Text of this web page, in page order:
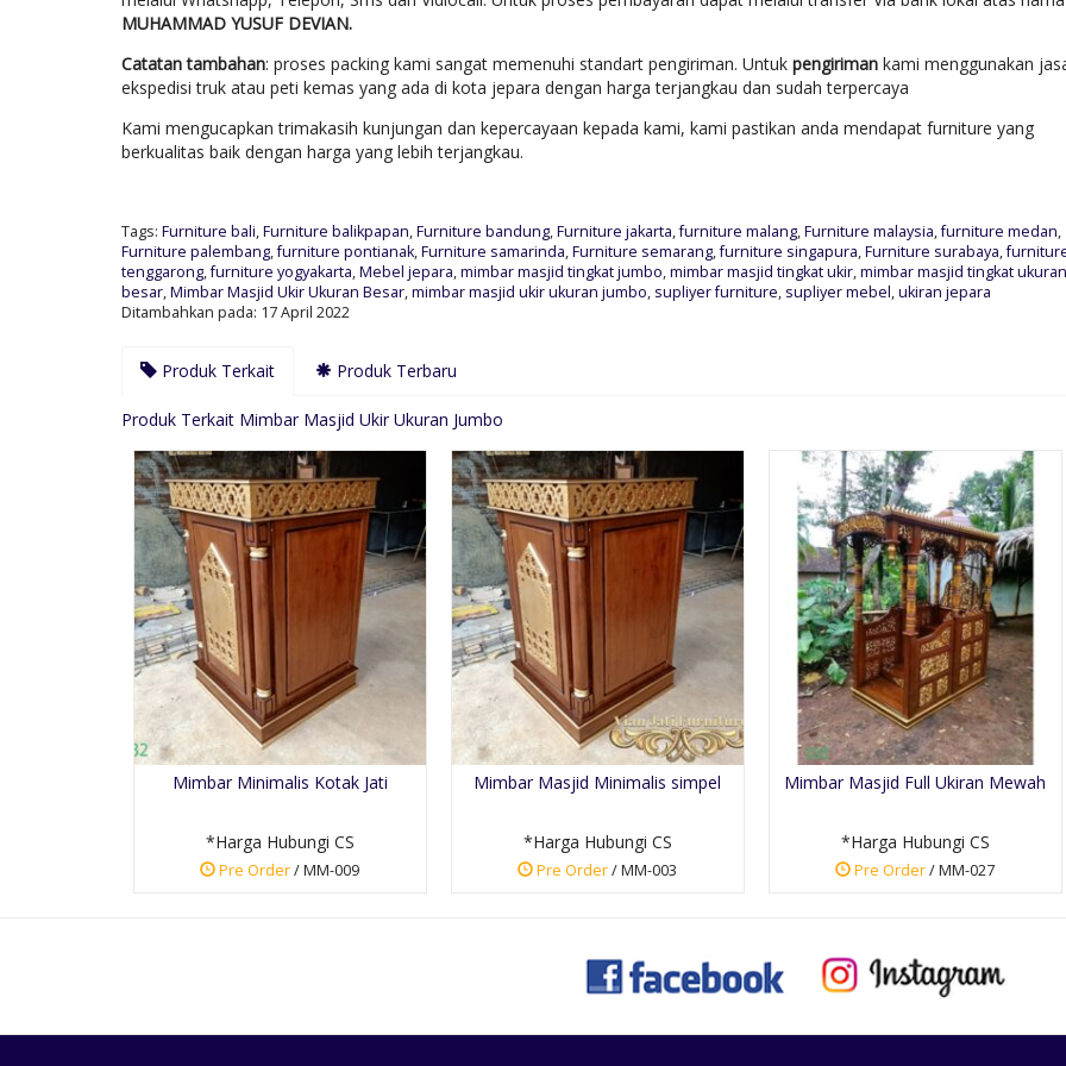
MUHAMMAD YUSUF DEVIAN.
Catatan tambahan: proses packing kami sangat memenuhi standart pengiriman. Untuk pengiriman kami menggunakan
ekspedisi truk atau peti kemas yang ada di kota jepara dengan harga terjangkau dan sudah terpercaya
Kami mengucapkan trimakasih kunjungan dan kepercayaan kepada kami, kami pastikan anda mendapat furniture yang
berkualitas baik dengan harga yang lebih terjangkau.
Tags: Furniture bali,Furniture balikpapan,Furniture bandung,Furniture jakarta,furniture malang,Furniture malaysia,furniture medan,
Furniture palembang,furniture pontianak,Furniture samarinda,Furniture semarang,furniture singapura,Furniture surabaya,
tenggarong,furniture yogyakarta,Mebel jepara,mimbar masjid tingkat jumbo,mimbar masjid tingkat ukir,mimbar masjid tingkat ukuran
besar,Mimbar Masjid Ukir Ukuran Besar,mimbar masjid ukir ukuran jumbo, supliyer furniture, supliyer mebel,ukiran jepara
Ditambahkan pada: 17 April 2022
Produk Terkait Produk Terbaru
Produk Terkait Mimbar Masjid Ukir Ukuran Jumbo
Mimbar Minimalis Kotak Jati
*Harga Hubungi CS
Pre Order/ MM-009
Mimbar Masjid Minimalis simpel
*Harga Hubungi CS
Pre Order/ MM-003
Mimbar Masjid Full Ukiran Mewah
*Harga Hubungi CS
Pre Order/ MM-027